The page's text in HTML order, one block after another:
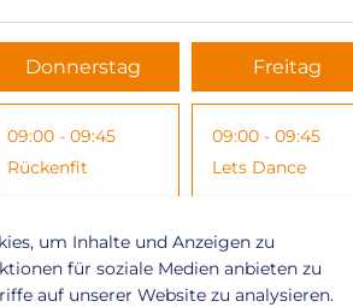
Donnerstag
09:00 - 09:45
Rückenfit
10:00 - 10:45
Pilates
Freitag
09:00 - 09:45
Lets Dance
10:00 - 10:45
Rückenfit
um Inhalte und Anzeigen zu
für soziale Medien anbieten zu
auf unserer Website zu analysieren.